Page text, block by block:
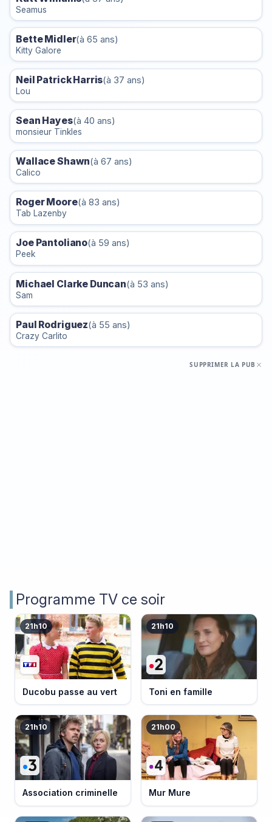
Seamus
Bette Midler(à 65 ans)
Kitty Galore
Neil Patrick Harris(à 37 ans)
Lou
Sean Hayes(à 40 ans)
monsieur Tinkles
Wallace Shawn(à 67 ans)
Calico
Roger Moore(à 83 ans)
Tab Lazenby
Joe Pantoliano(à 59 ans)
Peek
Michael Clarke Duncan(à 53 ans)
Sam
Paul Rodriguez(à 55 ans)
Crazy Carlito
SUPPRIMER LA PUB
Programme TV ce soir
21h10
Ducobu passe au vert
21h10
Toni en famille
21h10
Association criminelle
21h00
Mur Mure